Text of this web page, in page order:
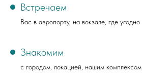
Встречаем
Вас в аэропорту, на вокзале, где угодно
Знакомим
с городом, локацией, нашим комплексом